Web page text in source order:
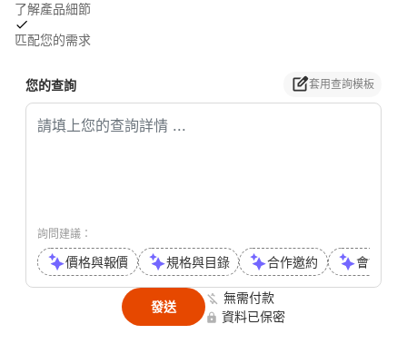
了解產品細節
匹配您的需求
您的查詢 套用查詢模板
詢問建議：
價格與報價 規格與目錄 合作邀約 會議或
發送
無需付款
資料已保密